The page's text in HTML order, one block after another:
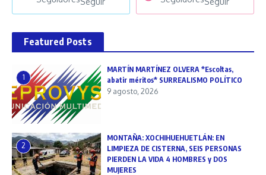
Featured Posts
1
MARTÍN MARTÍNEZ OLVERA *Escoltas,
abatir méritos* SURREALISMO POLÍTICO
9 agosto, 2026
2
MONTAÑA: XOCHIHUEHUETLÁN: EN
LIMPIEZA DE CISTERNA, SEIS PERSONAS
PIERDEN LA VIDA 4 HOMBRES y DOS
MUJERES